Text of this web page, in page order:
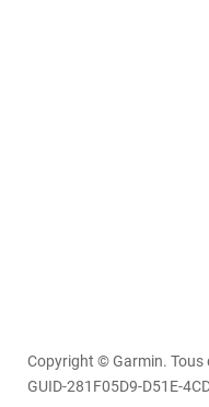
Copyright © Garmin. Tous
GUID-281F05D9-D51E-